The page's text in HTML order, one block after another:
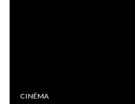
CINÉMA